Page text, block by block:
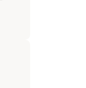
importa en este